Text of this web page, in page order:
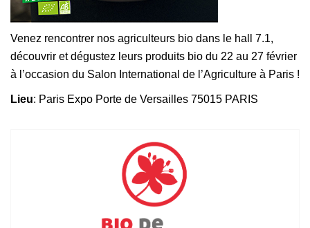
Venez rencontrer nos agriculteurs bio dans le hall 7.1,
découvrir et dégustez leurs produits bio du 22 au 27 février
à l’occasion du Salon International de l’Agriculture à Paris !
Lieu: Paris Expo Porte de Versailles 75015 PARIS